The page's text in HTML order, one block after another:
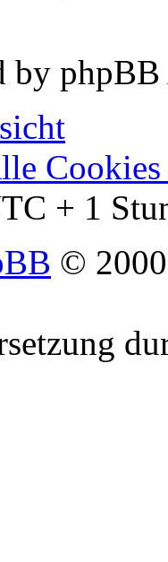
by
Cookies
+ 1
©